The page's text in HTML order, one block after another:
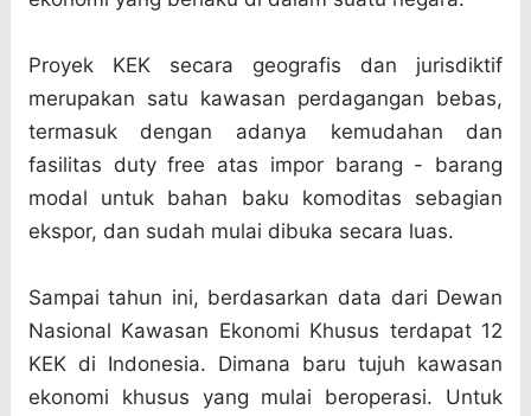
Proyek KEK secara geografis dan jurisdiktif
merupakan satu kawasan perdagangan bebas,
termasuk dengan adanya kemudahan dan
fasilitas duty free atas impor barang - barang
modal untuk bahan baku komoditas sebagian
ekspor, dan sudah mulai dibuka secara luas.
Sampai tahun ini, berdasarkan data dari Dewan
Nasional Kawasan Ekonomi Khusus terdapat 12
KEK di Indonesia. Dimana baru tujuh kawasan
ekonomi khusus yang mulai beroperasi. Untuk